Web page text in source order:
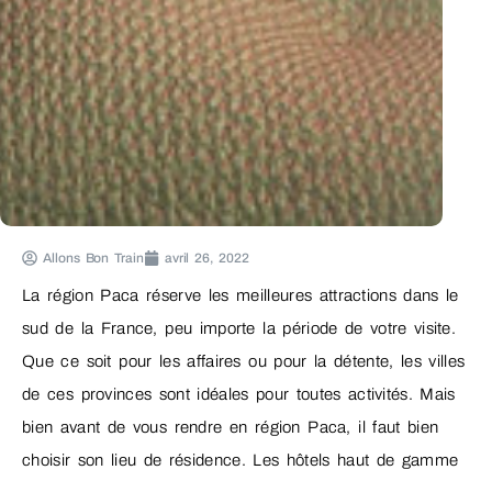
Allons Bon Train avril 26, 2022
La région Paca réserve les meilleures attractions dans le
sud de la France, peu importe la période de votre visite.
Que ce soit pour les affaires ou pour la détente, les villes
de ces provinces sont idéales pour toutes activités. Mais
bien avant de vous rendre en région Paca, il faut bien
choisir son lieu de résidence. Les hôtels haut de gamme